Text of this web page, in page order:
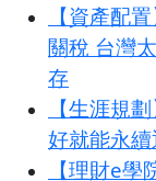
【資產配
關稅 台灣
存
【生涯規
好就能永續
【理財e學